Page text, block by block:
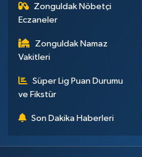
Zonguldak Nöbetçi
Eczaneler
Zonguldak Namaz
Vakitleri
Süper Lig Puan Durumu
ve Fikstür
Son Dakika Haberleri